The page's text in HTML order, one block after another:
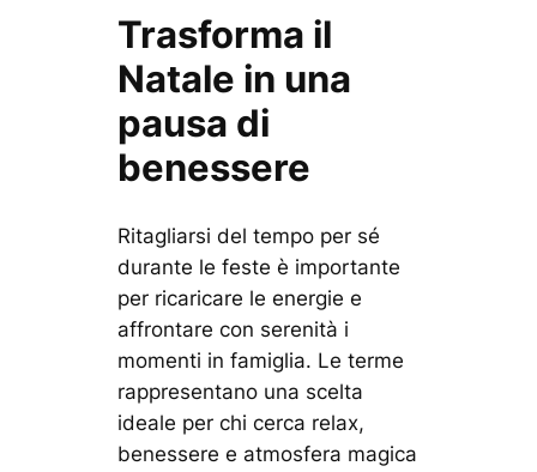
Trasforma il
Natale in una
pausa di
benessere
Ritagliarsi del tempo per sé
durante le feste è importante
per ricaricare le energie e
affrontare con serenità i
momenti in famiglia. Le terme
rappresentano una scelta
ideale per chi cerca relax,
benessere e atmosfera magica